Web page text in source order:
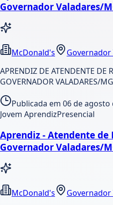
Governador Valadares/
McDonald's
Governador
APRENDIZ DE ATENDENTE DE
GOVERNADOR VALADARES/
Publicada em 06 de agosto
Jovem AprendizPresencial
Aprendiz - Atendente de
Governador Valadares/
McDonald's
Governador